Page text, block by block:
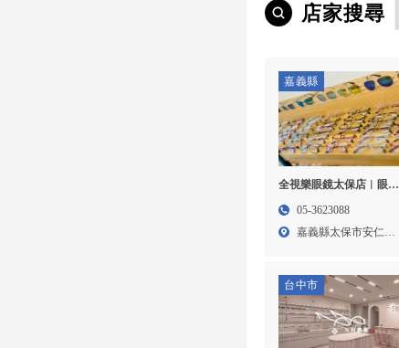
店家搜尋
嘉義縣
全視樂眼鏡太保店︱眼鏡
行,驗光所,配眼鏡,嘉義眼
05-3623088
嘉義縣太保市安仁里
台中市